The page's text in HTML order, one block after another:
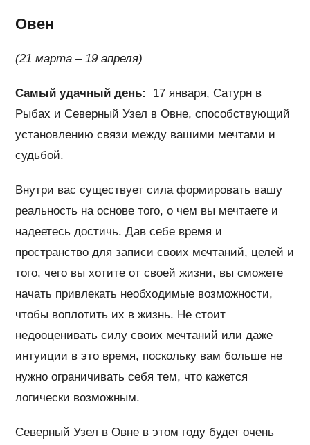
Овен
(21 марта – 19 апреля)
Самый удачный день:
17 января, Сатурн в
Рыбах и Северный Узел в Овне, способствующий
установлению связи между вашими мечтами и
судьбой.
Внутри вас существует сила формировать вашу
реальность на основе того, о чем вы мечтаете и
надеетесь достичь. Дав себе время и
пространство для записи своих мечтаний, целей и
того, чего вы хотите от своей жизни, вы сможете
начать привлекать необходимые возможности,
чтобы воплотить их в жизнь. Не стоит
недооценивать силу своих мечтаний или даже
интуиции в это время, поскольку вам больше не
нужно ограничивать себя тем, что кажется
логически возможным.
Северный Узел в Овне в этом году будет очень